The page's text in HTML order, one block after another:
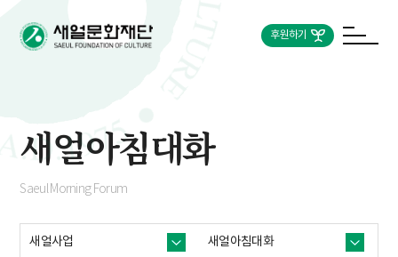
후원하기
새얼아침대화
Saeul Morning Forum
새얼사업 새얼아침대화